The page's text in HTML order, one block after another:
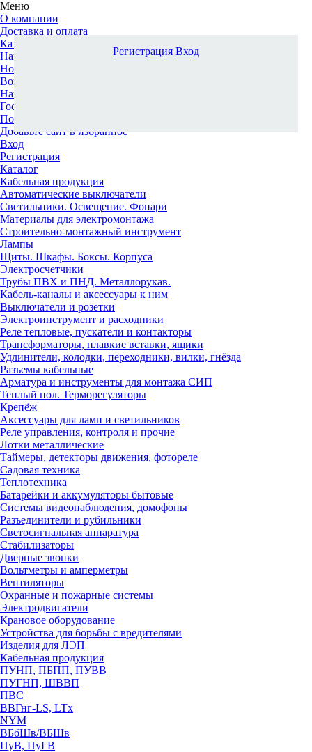
Меню
О компании
Доставка и оплата
Каталог
Наши офисы
Новости и новинки
Вопрос-ответ
Наша команда
Гос. заказчикам
Поставщикам
Добавьте сайт в избранное
Вход
Регистрация
Каталог
Кабельная продукция
Автоматические выключатели
Светильники. Освещение. Фонари
Материалы для электромонтажа
Строительно-монтажный инструмент
Лампы
Щиты. Шкафы. Боксы. Корпуса
Электросчетчики
Трубы ПВХ и ПНД. Металлорукав.
Кабель-каналы и аксессуары к ним
Выключатели и розетки
Электроинструмент и расходники
Реле тепловые, пускатели и контакторы
Трансформаторы, плавкие вставки, ящики
Удлинители, колодки, переходники, вилки, гнёзда
Разъемы кабельные
Арматура и инструменты для монтажа СИП
Теплый пол. Терморегуляторы
Крепёж
Аксессуары для ламп и светильников
Реле управления, контроля и прочие
Лотки металлические
Таймеры, детекторы движения, фотореле
Садовая техника
Теплотехника
Батарейки и аккумуляторы бытовые
Системы видеонаблюдения, домофоны
Разъединители и рубильники
Светосигнальная аппаратура
Стабилизаторы
Дверные звонки
Вольтметры и амперметры
Вентиляторы
Охранные и пожарные системы
Электродвигатели
Крановое оборудование
Устройства для борьбы с вредителями
Изделия для ЛЭП
Кабельная продукция
ПУНП, ПБПП, ПУВВ
ПУГНП, ШВВП
ПВС
ВВГнг-LS, LTx
NYM
ВБбШв/ВБШв
ПуВ, ПуГВ
Регистрация Вход